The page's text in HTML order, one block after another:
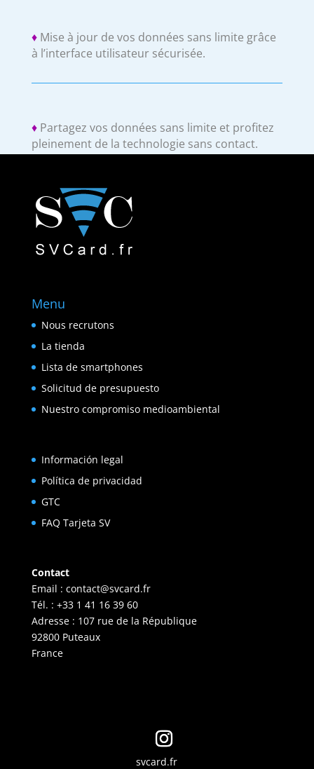
♦Mise à jour de vos données sans limite grâce
à l’interface utilisateur sécurisée.
♦Partagez vos données sans limite et profitez
pleinement de la technologie sans contact.
Menu
Nous recrutons
La tienda
Lista de smartphones
Solicitud de presupuesto
Nuestro compromiso medioambiental
Información legal
Política de privacidad
GTC
FAQ Tarjeta SV
Contact
Email : contact@svcard.fr
Tél. : +33 1 41 16 39 60
Adresse : 107 rue de la République
92800 Puteaux
France
svcard.fr